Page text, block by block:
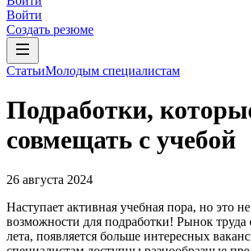
Войти
Создать резюме
СтатьиМолодым специалистам
Подработки,
совмещать с учебой
26 августа 2024
Наступает активная учебная пора, но это
возможности для подработки! Рынок труда
лета, появляется больше интересных